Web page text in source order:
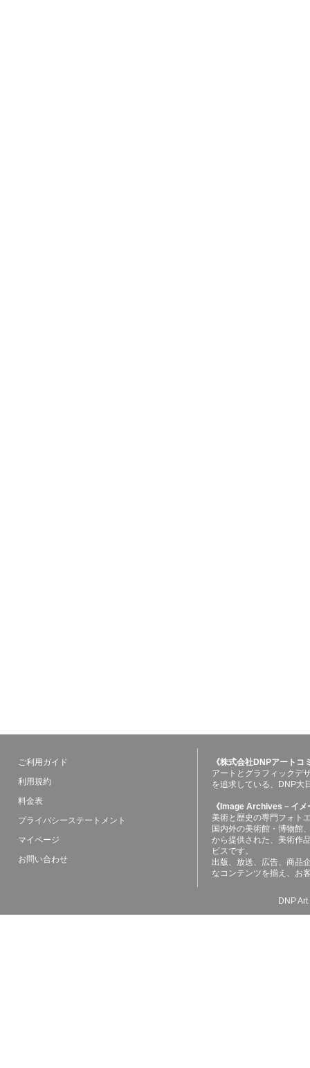
ご利用ガイド
利用規約
料金表
プライバシーステートメント
マイページ
お問い合わせ
《株式会社DNPアート
アートとグラフィックデ
を追求している、DNP大
《Image Archives－イ
美術と歴史の専門フォト
国内外の美術館・博物館
から提供された、美術作
ビスです。
出版、放送、広告、商品
なコンテンツを揃え、お
DNP